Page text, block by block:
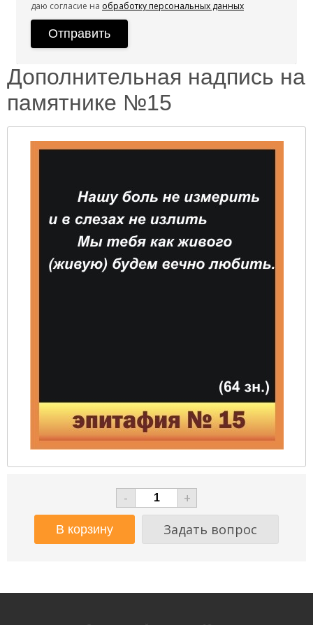
даю согласие на обработку персональных данных
Дополнительная надпись на
памятнике №15
-
+
Задать вопрос